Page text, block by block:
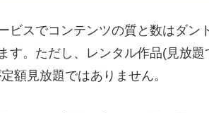
ビスでコンテンツの質と数はダン
す。ただし、レンタル作品(見放
額見放題ではありません。